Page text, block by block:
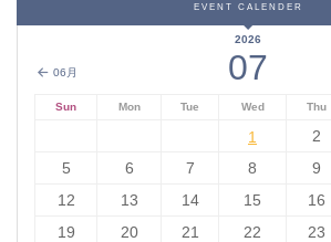
EVENT CALENDER
06月
2026
07
Sun Mon Tue Wed Thu
11 2
5
6 7 8 9
12
13 14 15 16
19
20 21 22 23